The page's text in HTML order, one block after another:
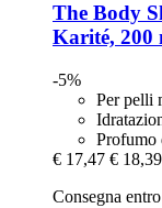
The Body
Karité, 200
-5%
Per pelli
Profumo
€ 17,47 € 18,39
Consegna